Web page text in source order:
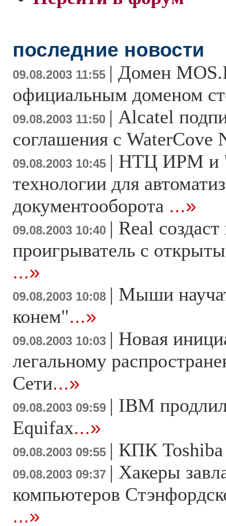
последние новости
09.08.2003 11:55 | Домен
официальным доменом
09.08.2003 11:50 | Alcatel
соглашения с WaterCove
09.08.2003 10:45 | НТЦ ИРМ и
технологии для
документооборота ...»
09.08.2003 10:40 | Real
проигрыватель с
...»
09.08.2003 10:08 | Мыши
конем"...»
09.08.2003 10:03 | Новая
легальному
Сети...»
09.08.2003 09:59 | IBM
Equifax...»
09.08.2003 09:55 | КПК Toshiba
09.08.2003 09:37 | Хакеры
компьютеров
...»